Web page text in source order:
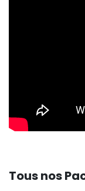
Tous nos